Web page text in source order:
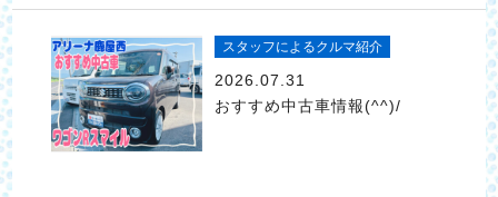
スタッフによるクルマ紹介
2026.07.31
おすすめ中古車情報(^^)/